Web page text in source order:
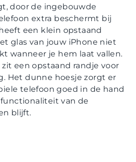
door de ingebouwde
extra beschermt bij
een klein opstaand
glas van jouw iPhone niet
wanneer je hem laat vallen.
een opstaand randje voor
Het dunne hoesje zorgt er
telefoon goed in de hand
van de
blijft.